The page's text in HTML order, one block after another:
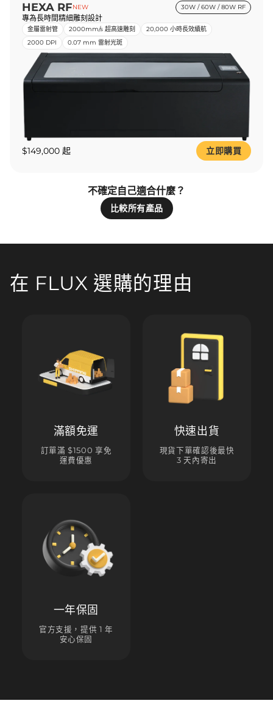
HEXA RFNEW 30W / 60W / 80W RF
專為長時間精細雕刻設計
金屬雷射管 2000mm/s 超高速雕刻
20,000 小時長效續航
2000 DPI
0.07 mm 雷射光斑
$149,000 起 立即購買
不確定自己適合什麼？
比較所有產品
在 FLUX 選購的理由
滿額免運
訂單滿 $1500 享免
運費優惠
快速出貨
現貨下單確認後最快
3 天內寄出
一年保固
官方支援，提供 1 年
安心保固